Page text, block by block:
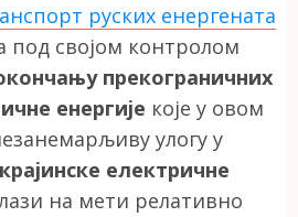
руских енергената
под својом контролом
прекограничних
енергије које у овом
улогу у
електричне
на мети релативно